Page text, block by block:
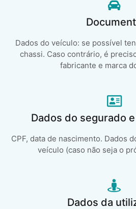
Dados do veículo: se possível
chassi. Caso contrário, é
fabricante e marca
Dados do segurado
CPF, data de nascimento. Dados
veículo (caso não seja o
Dados da